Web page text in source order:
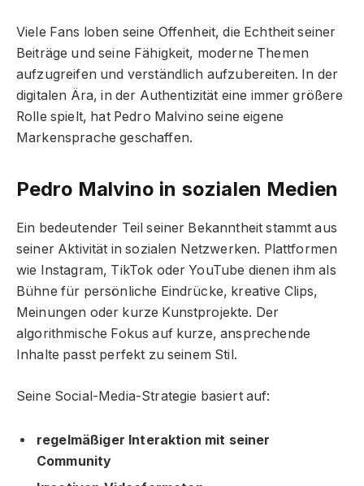
Viele Fans loben seine Offenheit, die Echtheit seiner
Beiträge und seine Fähigkeit, moderne Themen
aufzugreifen und verständlich aufzubereiten. In der
digitalen Ära, in der Authentizität eine immer größere
Rolle spielt, hat Pedro Malvino seine eigene
Markensprache geschaffen.
Pedro Malvino in sozialen Medien
Ein bedeutender Teil seiner Bekanntheit stammt aus
seiner Aktivität in sozialen Netzwerken. Plattformen
wie Instagram, TikTok oder YouTube dienen ihm als
Bühne für persönliche Eindrücke, kreative Clips,
Meinungen oder kurze Kunstprojekte. Der
algorithmische Fokus auf kurze, ansprechende
Inhalte passt perfekt zu seinem Stil.
Seine Social-Media-Strategie basiert auf:
regelmäßiger Interaktion mit seiner
Community